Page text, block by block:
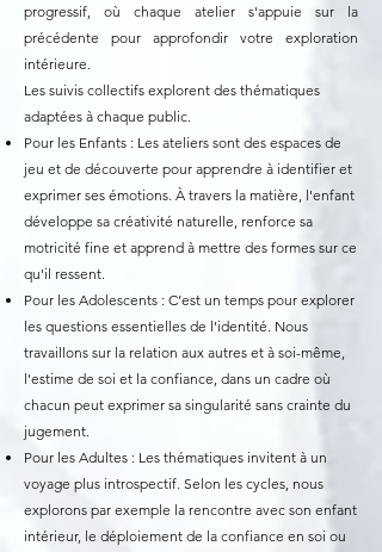
progressif, où chaque atelier s'appuie sur la
précédente pour approfondir votre exploration
intérieure.
Les suivis collectifs explorent des thématiques
adaptées à chaque public.
Pour les Enfants : Les ateliers sont des espaces de
jeu et de découverte pour apprendre à identifier et
exprimer ses émotions. À travers la matière, l'enfant
développe sa créativité naturelle, renforce sa
motricité fine et apprend à mettre des formes sur ce
qu'il ressent.
Pour les Adolescents : C’est un temps pour explorer
les questions essentielles de l'identité. Nous
travaillons sur la relation aux autres et à soi-même,
l'estime de soi et la confiance, dans un cadre où
chacun peut exprimer sa singularité sans crainte du
jugement.
Pour les Adultes : Les thématiques invitent à un
voyage plus introspectif. Selon les cycles, nous
explorons par exemple la rencontre avec son enfant
intérieur, le déploiement de la confiance en soi ou